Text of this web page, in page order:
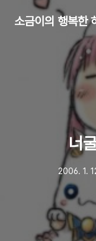
소금이의 행복한
너
2006. 1.